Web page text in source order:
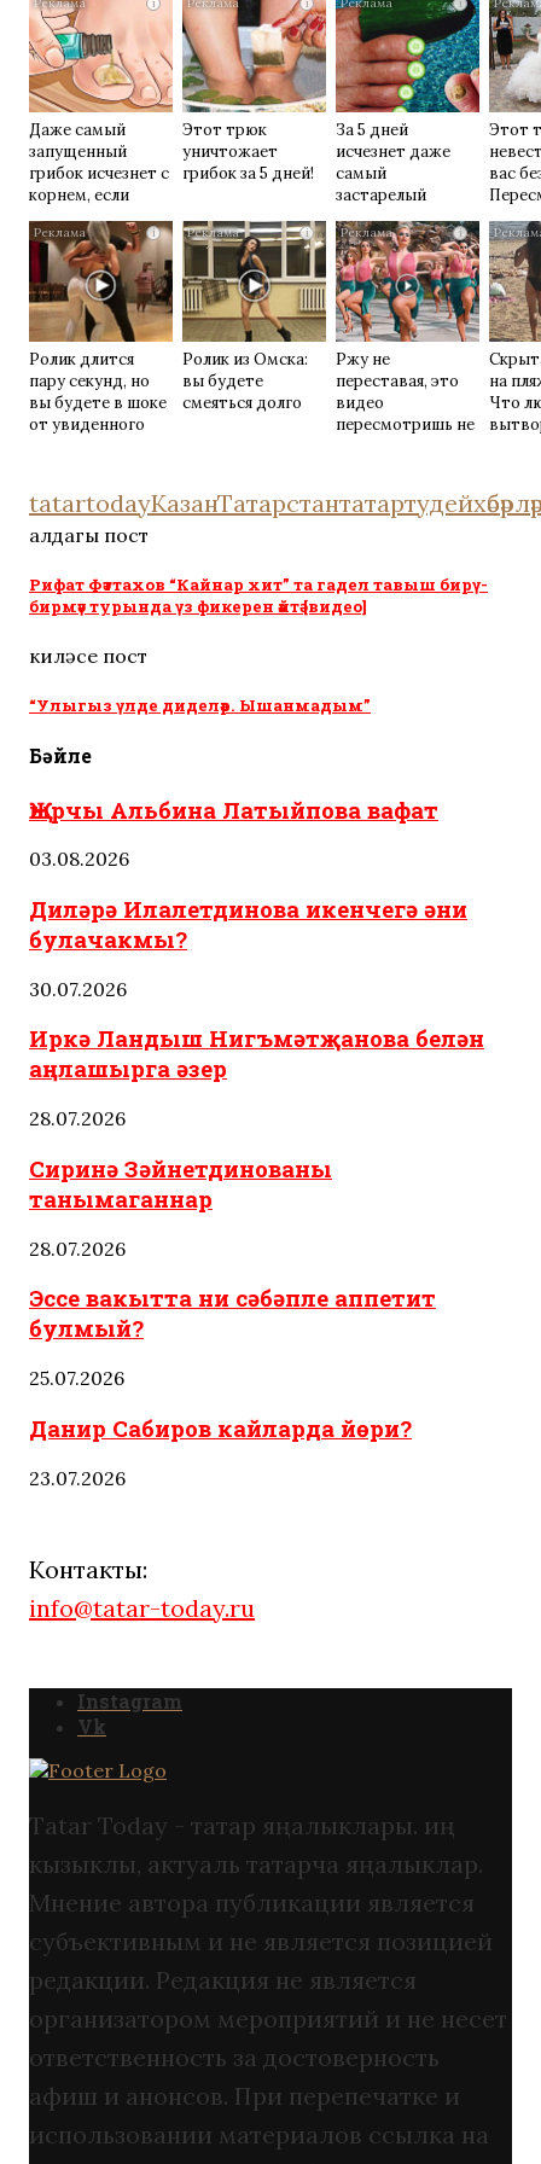
Даже самый
запущенный
грибок исчезнет с
корнем, если
перед сном…
Этот трюк
уничтожает
грибок за 5 дней!
За 5 дней
исчезнет даже
самый
застарелый
грибок: вот
хитрость
Этот
вас
раз
i
Ролик длится
пару секунд, но
вы будете в шоке
от увиденного
i
Ролик из Омска:
вы будете
смеяться долго
i
Ржу не
переставая, это
видео
пересмотришь не
на
Что
tatartodayКазанТатарстан
алдагы пост
Рифат Фәттахов “Кайнар хит” та гадел тавыш бирү-
бирмәү турында үз фикерен әйтә [видео]
киләсе пост
“Улыгыз үлде диделәр. Ышанмадым”
Бәйле
Җырчы Альбина Латыйпова вафат
03.08.2026
Диләрә Илалетдинова икенчегә әни
булачакмы?
30.07.2026
Иркә Ландыш Нигъмәтҗанова белән
аңлашырга әзер
28.07.2026
Сиринә Зәйнетдинованы
танымаганнар
28.07.2026
Эссе вакытта ни сәбәпле аппетит
булмый?
25.07.2026
Данир Сабиров кайларда йөри?
23.07.2026
Контакты:
info@tatar-today.ru
Instagram
Vk
Tatar Today - татар яңалыклары. иң
кызыклы, актуаль татарча яңалыклар.
Мнение автора публикации является
субъективным и не является позицией
редакции. Редакция не является
организатором мероприятий и не несет
ответственность за достоверность
афиш и анонсов. При перепечатке и
использовании материалов ссылка на